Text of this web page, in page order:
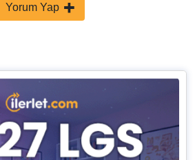
Yorum Yap